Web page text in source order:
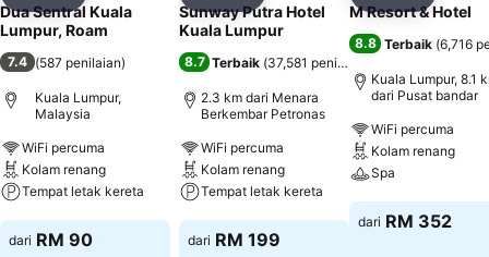
Dua Sentral Kuala
Lumpur, Roam
7.4 (587 penilaian)
Kuala Lumpur,
Malaysia
WiFi percuma
Kolam renang
Tempat letak kereta
Lihat harga
dari RM 90
Sunway Putra Hotel
Kuala Lumpur
8.7 Terbaik (37,581 penilaian
2.3 km dari Menara
Berkembar Petronas
WiFi percuma
Kolam renang
Tempat letak kereta
Lihat harga
dari RM 199
M Resort & Hotel
8.8 Terbaik (6,716
Kuala Lumpur, 8.1
dari Pusat bandar
WiFi percuma
Kolam renang
Spa
Lihat harga
dari RM 352